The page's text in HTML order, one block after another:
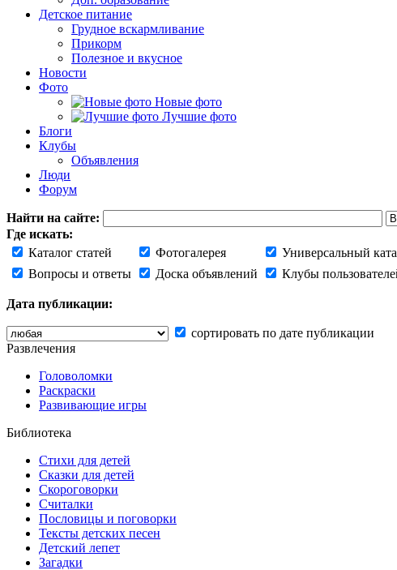
Детское питание
Грудное вскармливание
Прикорм
Полезное и вкусное
Новости
Фото
Новые фото
Лучшие фото
Блоги
Клубы
Объявления
Люди
Форум
Найти на сайте:
Где искать:
Каталог статей
Фотогалерея Универсальный
Вопросы и ответы
Доска объявлений Клубы
Дата публикации:
сортировать по дате публикации
Развлечения
Головоломки
Раскраски
Развивающие игры
Библиотека
Стихи для детей
Сказки для детей
Скороговорки
Считалки
Пословицы и поговорки
Тексты детских песен
Детский лепет
Загадки